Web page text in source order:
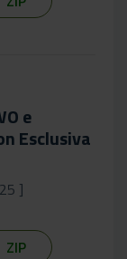
e
Esclusiva
]
ZIP